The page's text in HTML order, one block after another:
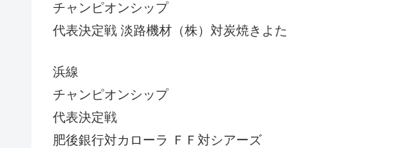
チャンピオンシップ
代表決定戦 淡路機材（株）対炭焼きよた
浜線
チャンピオンシップ
代表決定戦
肥後銀行対カローラ ＦＦ対シアーズ